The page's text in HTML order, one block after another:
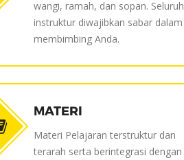
wangi, ramah, dan sopan. Seluruh
instruktur diwajibkan sabar dalam
membimbing Anda.
MATERI
Materi Pelajaran terstruktur dan
terarah serta berintegrasi dengan